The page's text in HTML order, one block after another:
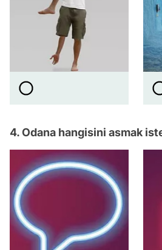
4. Odana hangisini asmak